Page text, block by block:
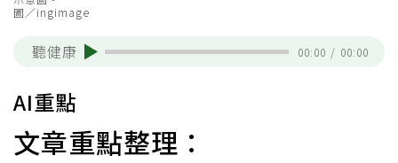
圖／ingimage
聽健康 00:00 / 00:00
AI重點
文章重點整理：